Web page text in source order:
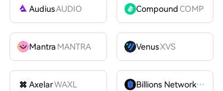
AudiusAUDIO CompoundCOMP
Mantra MANTRA VenusXVS
AxelarWAXL Billions Network
BILL